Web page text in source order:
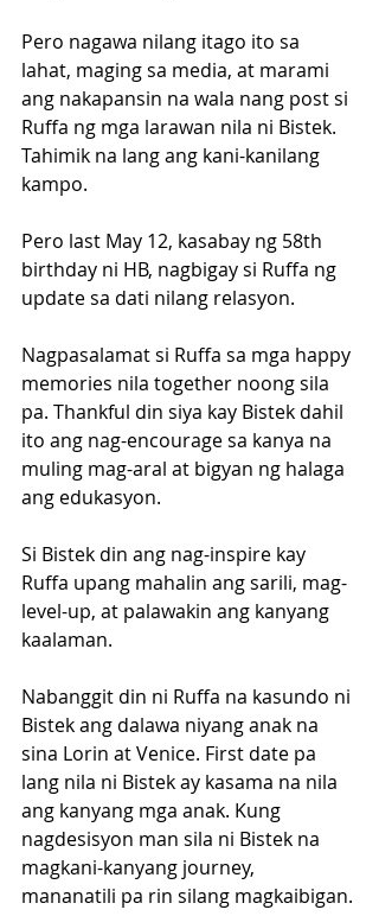
Pero nagawa nilang itago ito sa
lahat, maging sa media, at marami
ang nakapansin na wala nang post si
Ruffa ng mga larawan nila ni Bistek.
Tahimik na lang ang kani-kanilang
kampo.
Pero last May 12, kasabay ng 58th
birthday ni HB, nagbigay si Ruffa ng
update sa dati nilang relasyon.
Nagpasalamat si Ruffa sa mga happy
memories nila together noong sila
pa. Thankful din siya kay Bistek dahil
ito ang nag-encourage sa kanya na
muling mag-aral at bigyan ng halaga
ang edukasyon.
Si Bistek din ang nag-inspire kay
Ruffa upang mahalin ang sarili, mag-
level-up, at palawakin ang kanyang
kaalaman.
Nabanggit din ni Ruffa na kasundo ni
Bistek ang dalawa niyang anak na
sina Lorin at Venice. First date pa
lang nila ni Bistek ay kasama na nila
ang kanyang mga anak. Kung
nagdesisyon man sila ni Bistek na
magkani-kanyang journey,
mananatili pa rin silang magkaibigan.